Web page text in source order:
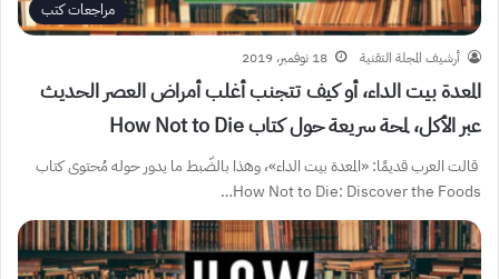
مراجعات كتب
أرشيف المجلة التقنية 18 نوفمبر، 2019
المعدة بيت الداء، أو كيف تتجنب أغلب أمراض العصر الحديث
عبر الأكل، لمحة سريعة حول كتاب How Not to Die
قالت العرب قديمًا: «المعدة بيت الداء»، وهذا بالضّبط ما يدور حوله مُحتوى كتاب
How Not to Die: Discover the Foods…